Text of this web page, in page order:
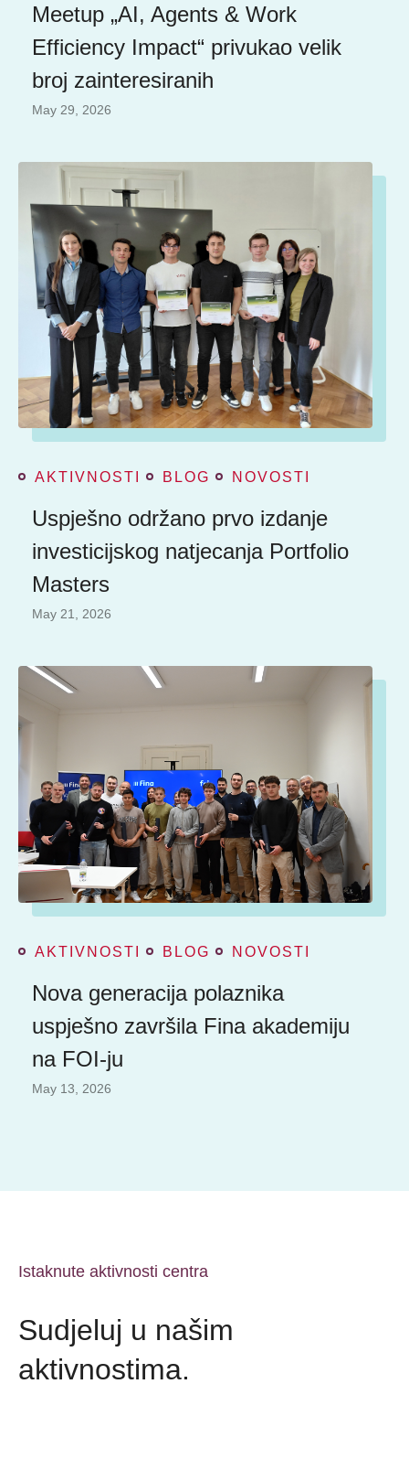
Meetup „AI, Agents & Work
Efficiency Impact“ privukao velik
broj zainteresiranih
May 29, 2026
AKTIVNOSTI BLOG NOVOSTI
Uspješno održano prvo izdanje
investicijskog natjecanja Portfolio
Masters
May 21, 2026
AKTIVNOSTI BLOG NOVOSTI
Nova generacija polaznika
uspješno završila Fina akademiju
na FOI-ju
May 13, 2026
Istaknute aktivnosti centra
Sudjeluj u našim
aktivnostima.